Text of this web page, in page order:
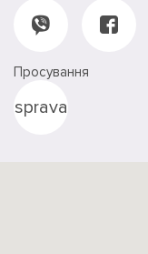
Просування
sprava